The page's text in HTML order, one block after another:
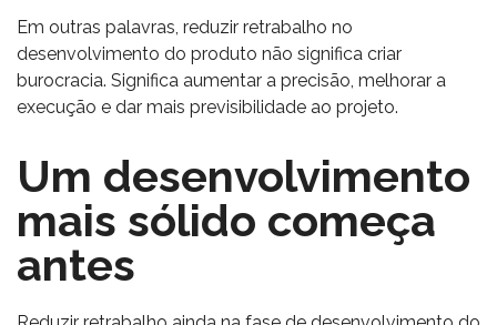
Em outras palavras, reduzir retrabalho no
desenvolvimento do produto não significa criar
burocracia. Significa aumentar a precisão, melhorar a
execução e dar mais previsibilidade ao projeto.
Um desenvolvimento
mais sólido começa
antes